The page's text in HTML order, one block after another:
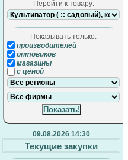
Перейти к товару:
Показывать только:
производителей
оптовиков
магазины
с ценой
09.08.2026 14:30
Текущие закупки